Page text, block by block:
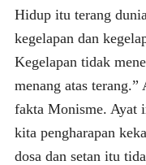
Hidup itu terang
kegelapan dan
Kegelapan tidak
menang atas
fakta Monisme. Ayat
kita pengharapan
dosa dan setan itu